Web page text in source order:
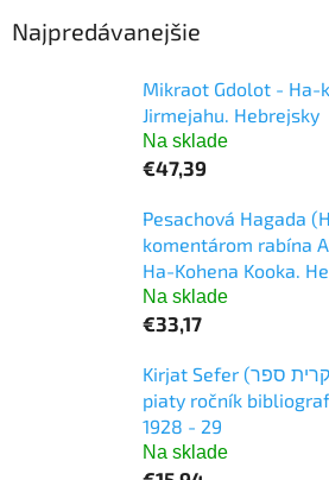
Najpredávanejšie
Mikraot Gdolot - Ha-
Jirmejahu. Hebrejsky
Na sklade
€47,39
Pesachová Hagada
komentárom rabína
Ha-Kohena Kooka.
Na sklade
€33,17
Kirjat Sefer (קרית ספר - "Miesto knihy") -
piaty ročník
1928 - 29
Na sklade